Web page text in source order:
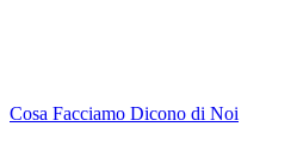
Cosa Facciamo Dicono di Noi